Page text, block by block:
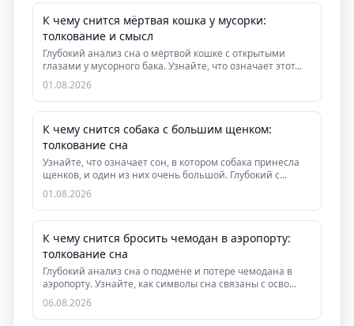
К чему снится мёртвая кошка у мусорки:
толкование и смысл
Глубокий анализ сна о мёртвой кошке с открытыми
глазами у мусорного бака. Узнайте, что означает этот...
01.08.2026
К чему снится собака с большим щенком:
толкование сна
Узнайте, что означает сон, в котором собака принесла
щенков, и один из них очень большой. Глубокий с...
01.08.2026
К чему снится бросить чемодан в аэропорту:
толкование сна
Глубокий анализ сна о подмене и потере чемодана в
аэропорту. Узнайте, как символы сна связаны с осво...
06.08.2026